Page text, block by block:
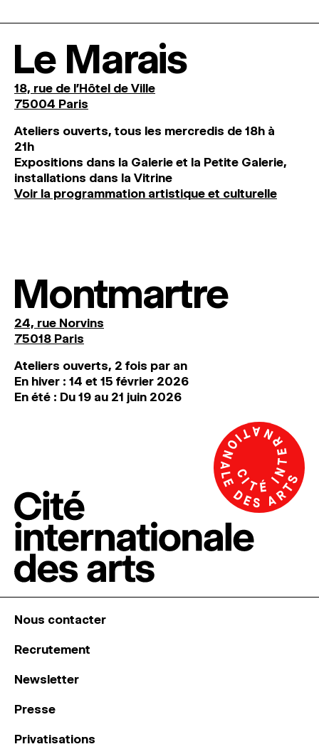
Le Marais
18, rue de l'Hôtel de Ville
75004 Paris
Ateliers ouverts, tous les mercredis de 18h à
21h
Expositions dans la Galerie et la Petite Galerie,
installations dans la Vitrine
Voir la programmation artistique et culturelle
Montmartre
24, rue Norvins
75018 Paris
Ateliers ouverts, 2 fois par an
En hiver : 14 et 15 février 2026
En été : Du 19 au 21 juin 2026
Nous contacter
Recrutement
Newsletter
Presse
Privatisations